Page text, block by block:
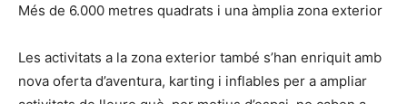
Més de 6.000 metres quadrats i una àmplia zona exterior
Les activitats a la zona exterior també s’han enriquit amb
nova oferta d’aventura, karting i inflables per a ampliar